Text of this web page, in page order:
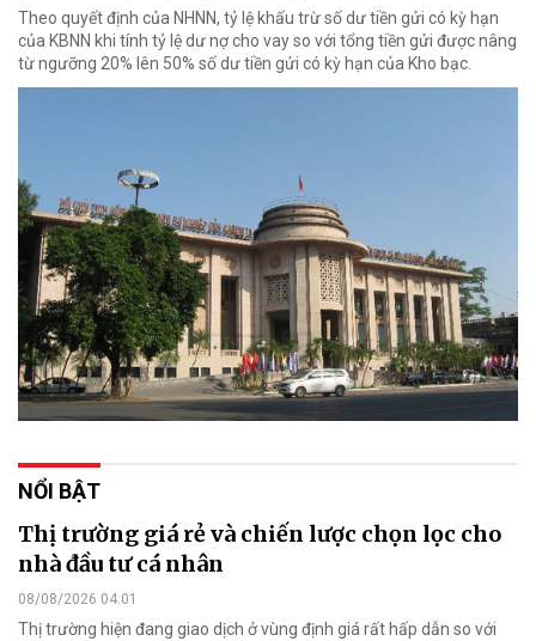
Theo quyết định của NHNN, tỷ lệ khấu trừ số dư tiền gửi có kỳ hạn
của KBNN khi tính tỷ lệ dư nợ cho vay so với tổng tiền gửi được nâng
từ ngưỡng 20% lên 50% số dư tiền gửi có kỳ hạn của Kho bạc.
NỔI BẬT
Thị trường giá rẻ và chiến lược chọn lọc cho
nhà đầu tư cá nhân
08/08/2026 04:01
Thị trường hiện đang giao dịch ở vùng định giá rất hấp dẫn so với